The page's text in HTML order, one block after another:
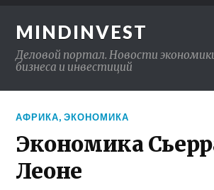
MINDINVEST
Деловой портал. Новости
бизнеса и инвестиций
АФРИКА,ЭКОНОМИКА
Экономика
Леоне